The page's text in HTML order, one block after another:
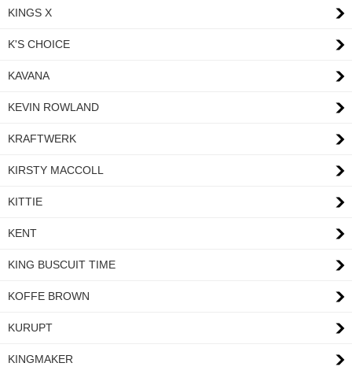
KINGS X
K'S CHOICE
KAVANA
KEVIN ROWLAND
KRAFTWERK
KIRSTY MACCOLL
KITTIE
KENT
KING BUSCUIT TIME
KOFFE BROWN
KURUPT
KINGMAKER